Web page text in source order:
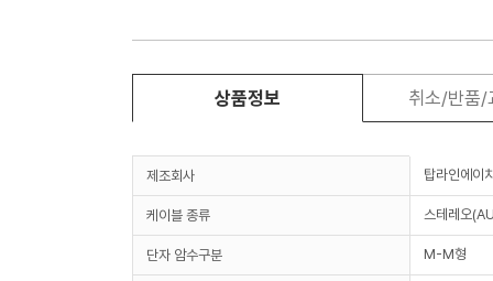
상품정보 취소/반품/
제조회사 탑라인에이
케이블 종류 스테레오
단자 암수구분 M-M형